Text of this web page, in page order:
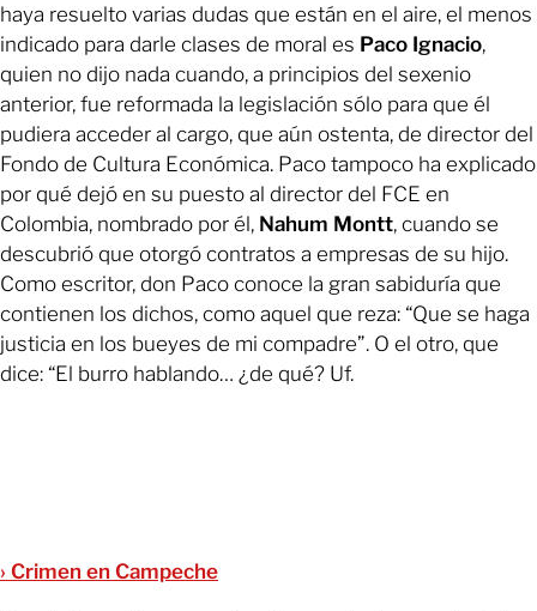
haya resuelto varias dudas que están en el aire, el menos
indicado para darle clases de moral es Paco Ignacio,
quien no dijo nada cuando, a principios del sexenio
anterior, fue reformada la legislación sólo para que él
pudiera acceder al cargo, que aún ostenta, de director del
Fondo de Cultura Económica. Paco tampoco ha explicado
por qué dejó en su puesto al director del FCE en
Colombia, nombrado por él, Nahum Montt, cuando se
descubrió que otorgó contratos a empresas de su hijo.
Como escritor, don Paco conoce la gran sabiduría que
contienen los dichos, como aquel que reza: “Que se haga
justicia en los bueyes de mi compadre”. O el otro, que
dice: “El burro hablando… ¿de qué? Uf.
› Crimen en Campeche